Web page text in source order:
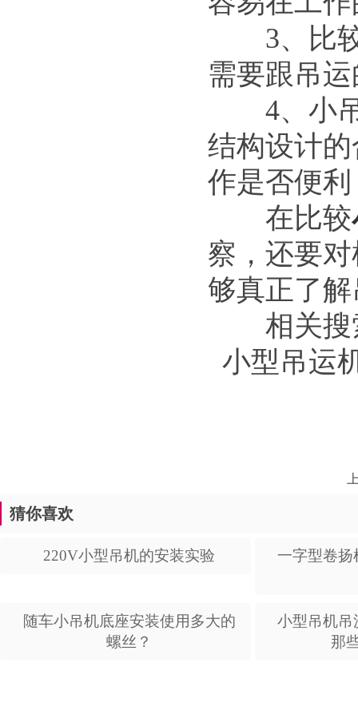
3、比较
需要跟吊
4、小吊
结构设计
作是否便
在比较
察，还要
够真正了
相关搜
小型吊运
猜你喜欢
220V小型吊机的安装实验 一字型卷
随车小吊机底座安装使用多大的
螺丝？
小型吊机吊
那